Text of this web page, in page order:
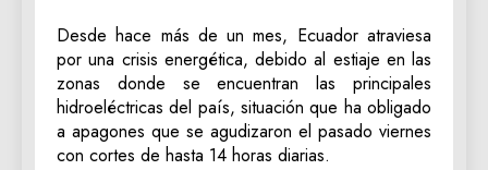
Desde hace más de un mes, Ecuador atraviesa
por una crisis energética, debido al estiaje en las
zonas donde se encuentran las principales
hidroeléctricas del país, situación que ha obligado
a apagones que se agudizaron el pasado viernes
con cortes de hasta 14 horas diarias.